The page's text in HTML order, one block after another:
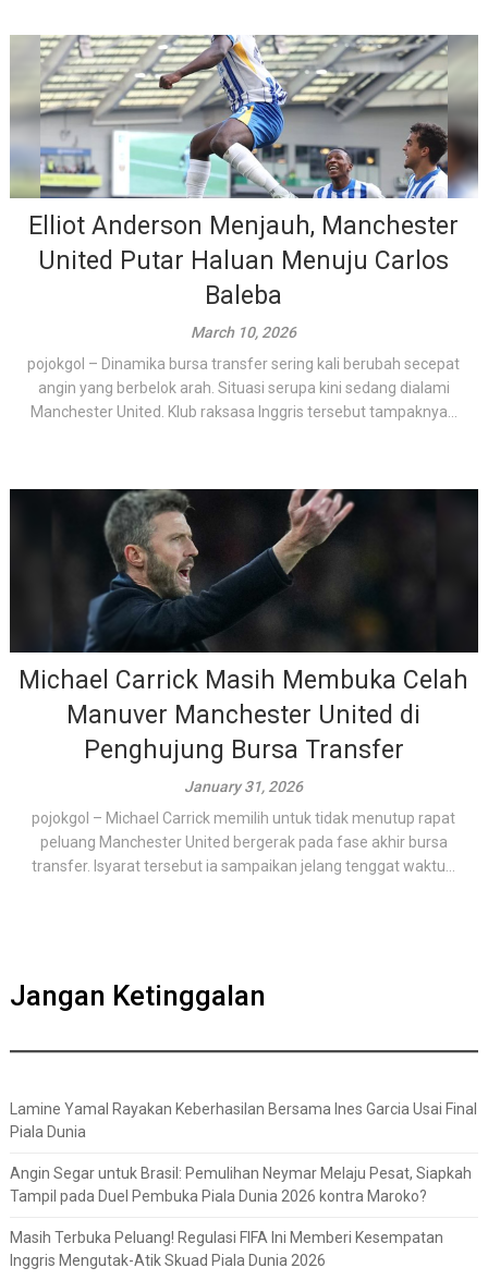
Elliot Anderson Menjauh, Manchester
United Putar Haluan Menuju Carlos
Baleba
March 10, 2026
pojokgol – Dinamika bursa transfer sering kali berubah secepat
angin yang berbelok arah. Situasi serupa kini sedang dialami
Manchester United. Klub raksasa Inggris tersebut tampaknya...
Michael Carrick Masih Membuka Celah
Manuver Manchester United di
Penghujung Bursa Transfer
January 31, 2026
pojokgol – Michael Carrick memilih untuk tidak menutup rapat
peluang Manchester United bergerak pada fase akhir bursa
transfer. Isyarat tersebut ia sampaikan jelang tenggat waktu...
Jangan Ketinggalan
Lamine Yamal Rayakan Keberhasilan Bersama Ines Garcia Usai Final
Piala Dunia
Angin Segar untuk Brasil: Pemulihan Neymar Melaju Pesat, Siapkah
Tampil pada Duel Pembuka Piala Dunia 2026 kontra Maroko?
Masih Terbuka Peluang! Regulasi FIFA Ini Memberi Kesempatan
Inggris Mengutak-Atik Skuad Piala Dunia 2026